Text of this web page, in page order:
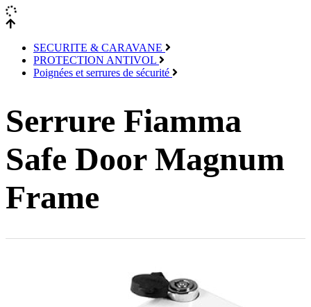
SECURITE & CARAVANE
PROTECTION ANTIVOL
Poignées et serrures de sécurité
Serrure Fiamma
Safe Door Magnum
Frame